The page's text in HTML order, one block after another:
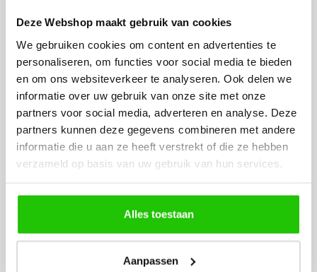
Deze Webshop maakt gebruik van cookies
We gebruiken cookies om content en advertenties te
personaliseren, om functies voor social media te bieden
en om ons websiteverkeer te analyseren. Ook delen we
informatie over uw gebruik van onze site met onze
partners voor social media, adverteren en analyse. Deze
partners kunnen deze gegevens combineren met andere
informatie die u aan ze heeft verstrekt of die ze hebben
verzameld op basis van uw gebruik van hun services.
Alles toestaan
Aanpassen
LICHTBRONNEN
LED lamp 6 watt GU10
spot DImtone
LED
goud